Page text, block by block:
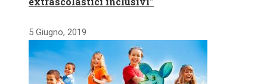
5 Giugno, 2019